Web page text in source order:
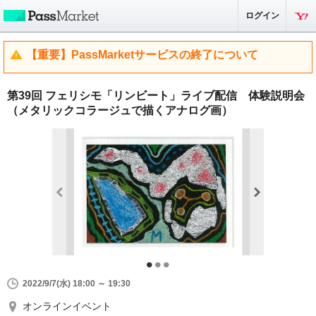
ログイン
【重要】PassMarketサービスの終了について
第39回 フェリシモ「リンビート」ライブ配信 体験説明会
（メタリックコラージュで描くアナログ画）
2022/9/7(水) 18:00 ～ 19:30
オンラインイベント